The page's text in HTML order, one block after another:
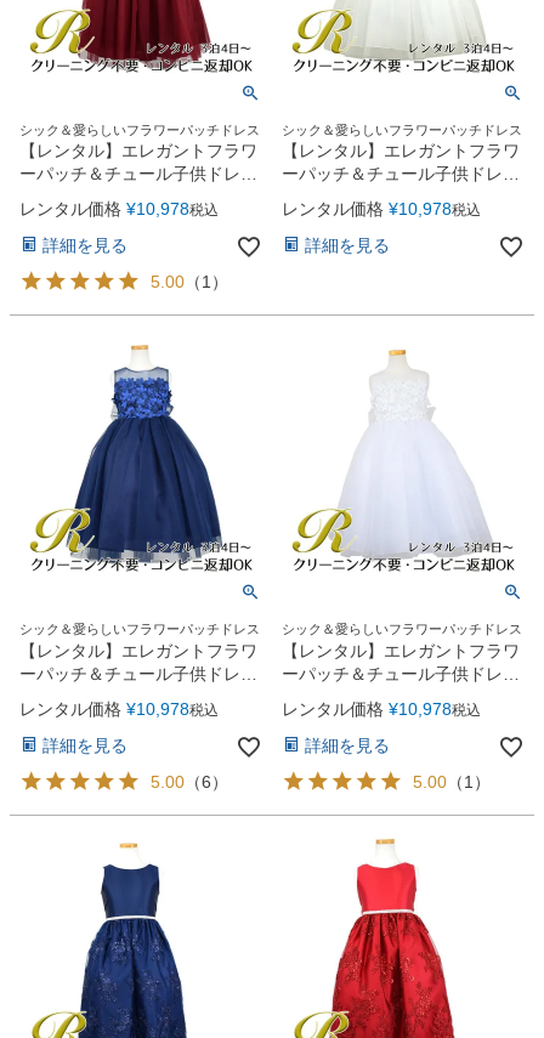
シック＆愛らしいフラワーパッチドレス
【レンタル】エレガントフラワ
ーパッチ＆チュール子供ドレス
(CCD771)バーガンディー
レンタル価格 ¥10,978税込
詳細を見る
5.00 （1）
シック＆愛らしいフラワーパッチドレス
【レンタル】エレガントフラワ
ーパッチ＆チュール子供ドレス
(CCD771)アイボリー
レンタル価格 ¥10,978税込
詳細を見る
シック＆愛らしいフラワーパッチドレス
【レンタル】エレガントフラワ
ーパッチ＆チュール子供ドレス
(CCD771)ネイビー
レンタル価格 ¥10,978税込
詳細を見る
5.00 （6）
シック＆愛らしいフラワーパッチドレス
【レンタル】エレガントフラワ
ーパッチ＆チュール子供ドレス
(CCD771)ホワイト
レンタル価格 ¥10,978税込
詳細を見る
5.00 （1）